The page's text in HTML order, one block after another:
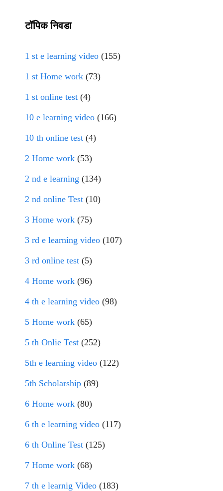
टॉपिक निवडा
1 st e learning video (155)
1 st Home work (73)
1 st online test (4)
10 e learning video (166)
10 th online test (4)
2 Home work (53)
2 nd e learning (134)
2 nd online Test (10)
3 Home work (75)
3 rd e learning video (107)
3 rd online test (5)
4 Home work (96)
4 th e learning video (98)
5 Home work (65)
5 th Onlie Test (252)
5th e learning video (122)
5th Scholarship (89)
6 Home work (80)
6 th e learning video (117)
6 th Online Test (125)
7 Home work (68)
7 th e learnig Video (183)